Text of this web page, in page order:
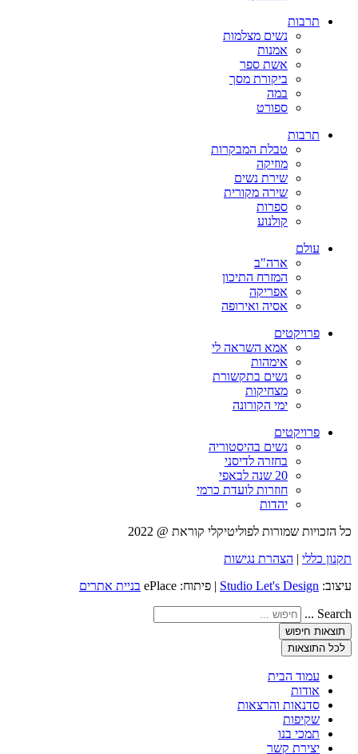
תרבות
נשים מצלמות
אמנות
אשת ספר
ביקורת מסך
במה
ספורט
תרבות
טבלת המבקרות
מוזיקה
שירת נשים
שירה מקורית
ספרות
קולנוע
עולם
ארה"ב
המזרח התיכון
אפריקה
אסיה ואירופה
פרויקטים
אמא השראה לי
אימהות
נשים בתקשורת
מצחיקות
ימי הקורונה
פרויקטים
נשים בהיסטוריה
בחזרה לדיסני
20 שנה לבאפי
חוזרות לועדת כרמי
יהדות
כל הזכויות שמורות לפוליטיקלי קוראת @ 2022
תקנון כללי | הצהרת נגישות
עיצוב: Studio Let's Design | פיתוח: ePlace בניית אתרים
Search ...
תוצאות חיפוש
לכל התוצאות
עמוד הבית
אודות
סדנאות והרצאות
שקיפות
תמכי בנו
יצירת קשר